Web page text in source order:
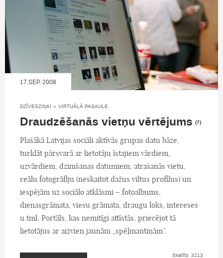
17.SEP, 2008
DZĪVESZIŅAI » VIRTUĀLĀ PASAULE
Draudzēšanās vietņu vērtējums (7)
Plašākā Latvijas sociāli aktīvās grupas datu bāze,
turklāt pārsvarā ar lietotāju īstajiem vārdiem,
uzvārdiem, dzimšanas datumiem, atrašanās vietu,
reālu fotogrāfiju (neskaitot dažus viltus profilus) un
iespējām uz sociālo atklāsmi – fotoalbums,
dienasgrāmata, viesu grāmata, draugu loks, intereses
u.tml. Portāls, kas nemitīgi attīstās, priecējot tā
lietotājus ar aizvien jaunām „spēļmantiņām”.
Skatīts: 3213